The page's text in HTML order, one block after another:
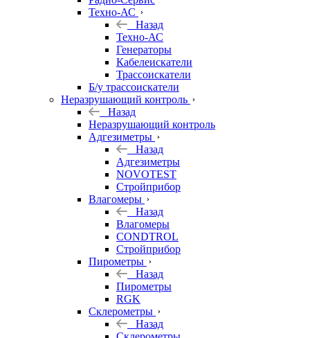
Техно-АС
Назад
Техно-АС
Генераторы
Кабелеискатели
Трассоискатели
Б/у трассоискатели
Неразрушающий контроль
Назад
Неразрушающий контроль
Адгезиметры
Назад
Адгезиметры
NOVOTEST
Стройприбор
Влагомеры
Назад
Влагомеры
CONDTROL
Стройприбор
Пирометры
Назад
Пирометры
RGK
Склерометры
Назад